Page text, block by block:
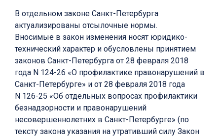
В отдельном законе Санкт-Петербурга
актуализированы отсылочные нормы.
Вносимые в закон изменения носят юридико-
технический характер и обусловлены принятием
законов Санкт-Петербурга от 28 февраля 2018
года N 124-26 «О профилактике правонарушений в
Санкт-Петербурге» и от 28 февраля 2018 года
N 126-25 «Об отдельных вопросах профилактики
безнадзорности и правонарушений
несовершеннолетних в Санкт-Петербурге» (по
тексту закона указания на утративший силу Закон